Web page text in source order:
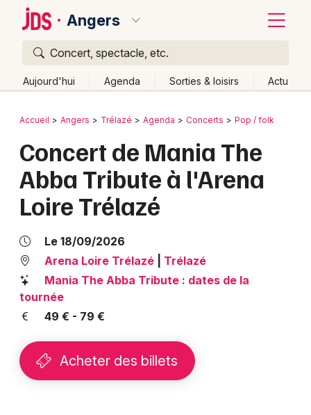
Angers
Concert, spectacle, etc.
Aujourd'hui Agenda Sorties & loisirs Actu
Publier un événement
Grands événements
Activité & Expérience
Manifestations
Spectacles
Concerts
Bordeaux
Colmar
Lille
Marseille
Mulhouse
Montpellier
Nantes
Nice
Retour
Accueil Angers Trélazé Agenda Concerts Pop / folk
Concert de Mania The
Abba Tribute à l'Arena
Loire Trélazé
Le 18/09/2026
Arena Loire Trélazé
Trélazé
Mania The Abba Tribute : dates de la
tournée
49 € - 79 €
Acheter des billets
Quoi ?
Où ?
Pays de la Loire
Partout Près de moi Changer de lieu
Quand ?
Effacer les dates
Aujourd'hui
Demain Ce week-end